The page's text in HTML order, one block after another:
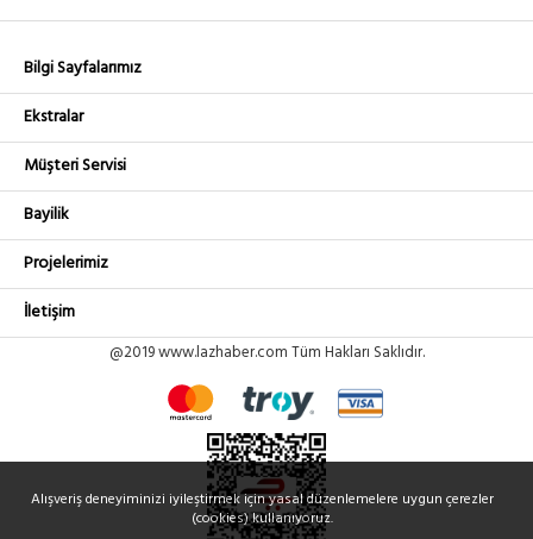
Bilgi Sayfalarımız
Ekstralar
Müşteri Servisi
Bayilik
Projelerimiz
İletişim
@2019 www.lazhaber.com Tüm Hakları Saklıdır.
Alışveriş deneyiminizi iyileştirmek için yasal düzenlemelere uygun çerezler
(cookies) kullanıyoruz.